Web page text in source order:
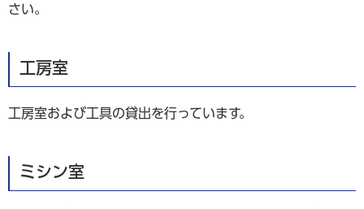
さい。
工房室
工房室および工具の貸出を行っています。
ミシン室